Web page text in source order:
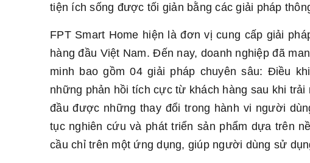
tiện ích sống được tối giản bằng các giải pháp
FPT Smart Home hiện là đơn vị cung cấp giải
hàng đầu Việt Nam. Đến nay, doanh nghiệp đã
minh bao gồm 04 giải pháp chuyên sâu: Điều
những phản hồi tích cực từ khách hàng sau khi
đầu được những thay đổi trong hành vi người
tục nghiên cứu và phát triển sản phẩm dựa trên
cầu chỉ trên một ứng dụng, giúp người dùng sử